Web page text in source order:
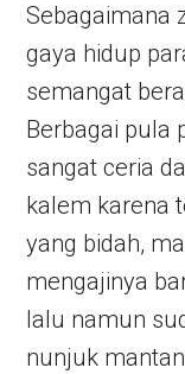
Sebagaimana
gaya hidup
semangat
Berbagai pula
sangat ceria
kalem karena
yang bidah,
mengajinya
lalu namun
nunjuk